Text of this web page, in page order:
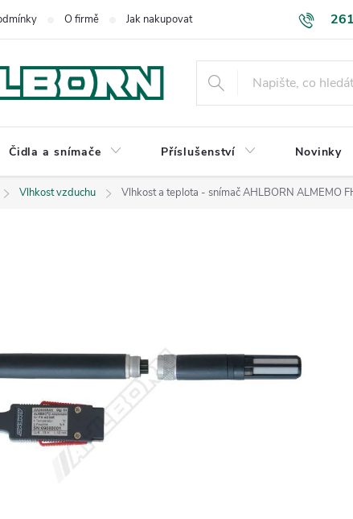
O firmě Jak nakupovat Podmínky ochrany osobních
Čidla a snímače Příslušenství Novinky
Vlhkost vzduchu Vlhkost a teplota - snímač AHLBORN ALMEMO